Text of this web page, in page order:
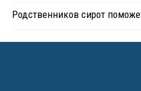
Родственников сирот